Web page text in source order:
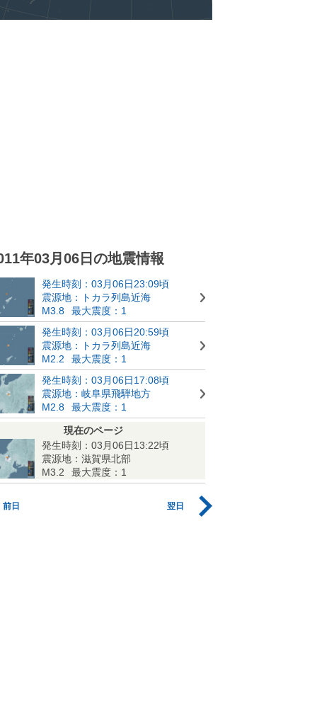
年03月06日の地震情報
発生時刻：03月06日23:09頃
震源地：トカラ列島近海
M3.8
最大震度：1
発生時刻：03月06日20:59頃
震源地：トカラ列島近海
M2.2
最大震度：1
発生時刻：03月06日17:08頃
震源地：岐阜県飛騨地方
M2.8
最大震度：1
現在のページ
発生時刻：03月06日13:22頃
震源地：滋賀県北部
M3.2
最大震度：1
前日 翌日